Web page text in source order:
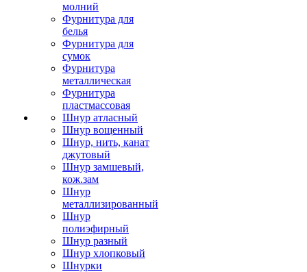
молний
Фурнитура для
белья
Фурнитура для
сумок
Фурнитура
металлическая
Фурнитура
пластмассовая
Шнур атласный
Шнур вощенный
Шнур, нить, канат
джутовый
Шнур замшевый,
кож.зам
Шнур
металлизированный
Шнур
полиэфирный
Шнур разный
Шнур хлопковый
Шнурки